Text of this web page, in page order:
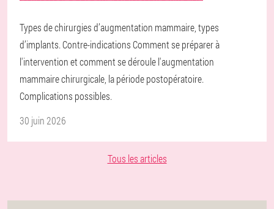
Types de chirurgies d’augmentation mammaire, types
d’implants. Contre-indications Comment se préparer à
l'intervention et comment se déroule l'augmentation
mammaire chirurgicale, la période postopératoire.
Complications possibles.
30 juin 2026
Tous les articles